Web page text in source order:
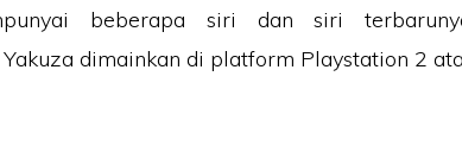
beberapa siri dan siri
Yakuza dimainkan di platform Playstation 2